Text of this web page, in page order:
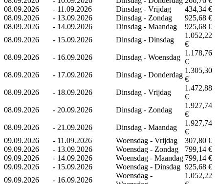
08.09.2026
- 11.09.2026 Dinsdag - Vrijdag
434,34 €
08.09.2026
- 13.09.2026 Dinsdag - Zondag
925,68 €
08.09.2026
- 14.09.2026 Dinsdag - Maandag
925,68 €
08.09.2026
- 15.09.2026 Dinsdag - Dinsdag
1.052,22
€
08.09.2026
- 16.09.2026 Dinsdag - Woensdag
1.178,76
€
08.09.2026
- 17.09.2026 Dinsdag - Donderdag
1.305,30
€
08.09.2026
- 18.09.2026 Dinsdag - Vrijdag
1.472,88
€
08.09.2026
- 20.09.2026 Dinsdag - Zondag
1.927,74
€
08.09.2026
- 21.09.2026 Dinsdag - Maandag
1.927,74
€
09.09.2026
- 11.09.2026 Woensdag - Vrijdag
307,80 €
09.09.2026
- 13.09.2026 Woensdag - Zondag
799,14 €
09.09.2026
- 14.09.2026 Woensdag - Maandag 799,14 €
09.09.2026
- 15.09.2026 Woensdag - Dinsdag 925,68 €
09.09.2026
- 16.09.2026
Woensdag -
1.052,22